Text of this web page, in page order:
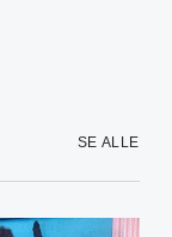
SE ALLE